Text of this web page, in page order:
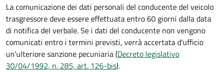
La comunicazione dei dati personali del conducente del veicolo
trasgressore deve essere effettuata entro 60 giorni dalla data
di notifica del verbale.Se i dati del conducente non vengono
comunicati entro i termini previsti, verrà accertata d'ufficio
un'ulteriore sanzione pecuniaria (Decreto legislativo
30/04/1992, n. 285, art. 126-bis).